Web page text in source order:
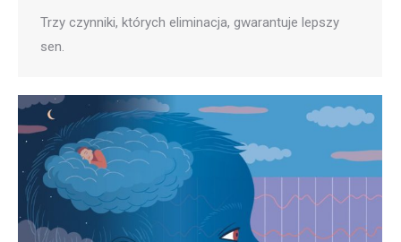
Trzy czynniki, których eliminacja, gwarantuje lepszy
sen.